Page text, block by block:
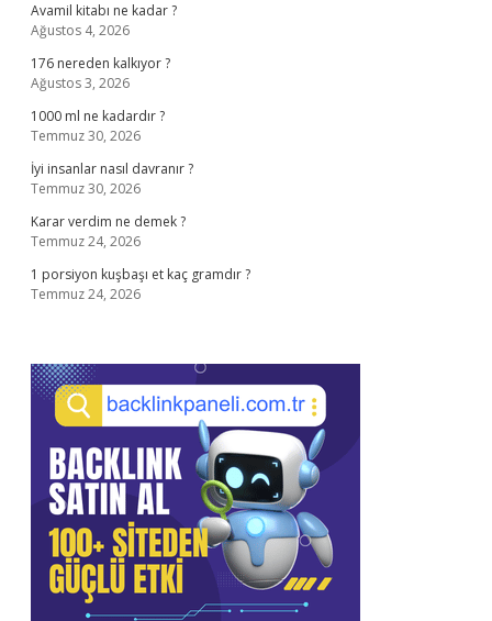
Avamil kitabı ne kadar ?
Ağustos 4, 2026
176 nereden kalkıyor ?
Ağustos 3, 2026
1000 ml ne kadardır ?
Temmuz 30, 2026
İyi insanlar nasıl davranır ?
Temmuz 30, 2026
Karar verdim ne demek ?
Temmuz 24, 2026
1 porsiyon kuşbaşı et kaç gramdır ?
Temmuz 24, 2026